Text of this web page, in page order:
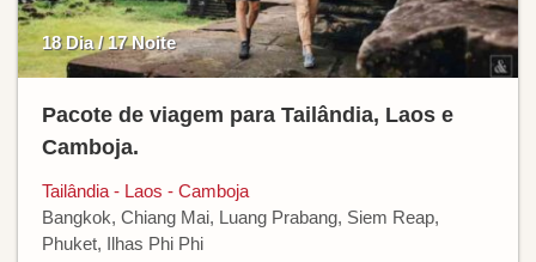
18 Dia / 17 Noite
Pacote de viagem para Tailândia, Laos e
Camboja.
Tailândia - Laos - Camboja
Bangkok, Chiang Mai, Luang Prabang, Siem Reap,
Phuket, Ilhas Phi Phi